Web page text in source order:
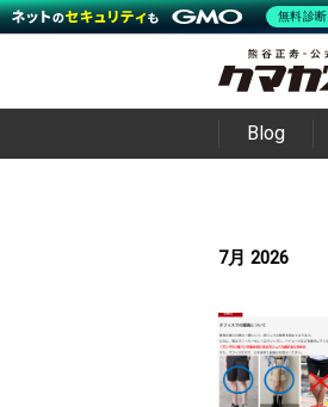
Blog
7月 2026
無料診断